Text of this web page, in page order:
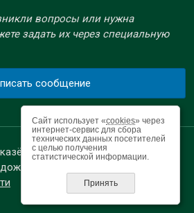
вопросы или нужна
задать их через специальную
сообщение
учреждение культуры
музей»
Сайт использует «cookies» через
интернет-сервис для сбора
технических данных посетителей
с целью получения
статистической информации.
Принять